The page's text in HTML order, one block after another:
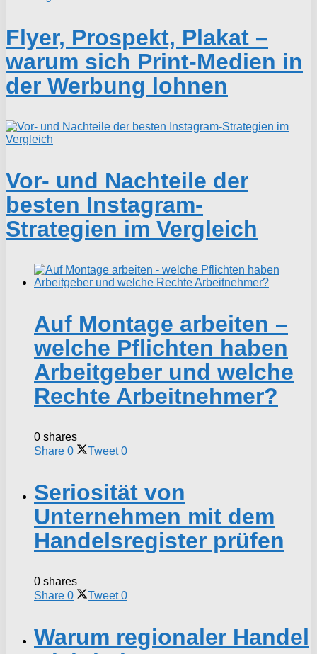
Flyer, Prospekt, Plakat –
warum sich Print-Medien in
der Werbung lohnen
Vor- und Nachteile der
besten Instagram-
Strategien im Vergleich
Auf Montage arbeiten –
welche Pflichten haben
Arbeitgeber und welche
Rechte Arbeitnehmer?
0 shares
Share 0 Tweet 0
Seriosität von
Unternehmen mit dem
Handelsregister prüfen
0 shares
Share 0 Tweet 0
Warum regionaler Handel